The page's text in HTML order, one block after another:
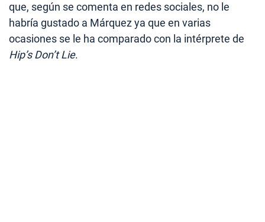
que, según se comenta en redes sociales, no le
habría gustado a Márquez ya que en varias
ocasiones se le ha comparado con la intérprete de
Hip’s Don’t Lie.